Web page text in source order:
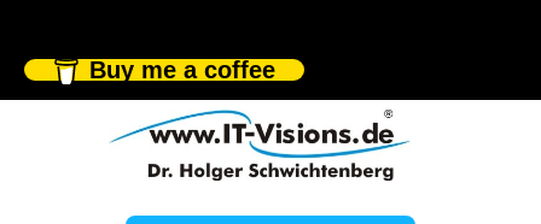
Buy me a coffee